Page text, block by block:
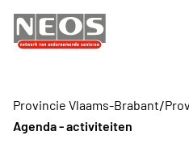
Provincie Vlaams-Brabant/
Agenda - activiteiten